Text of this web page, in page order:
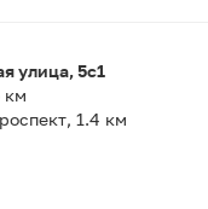
улица, 5с1
км
1.4 км